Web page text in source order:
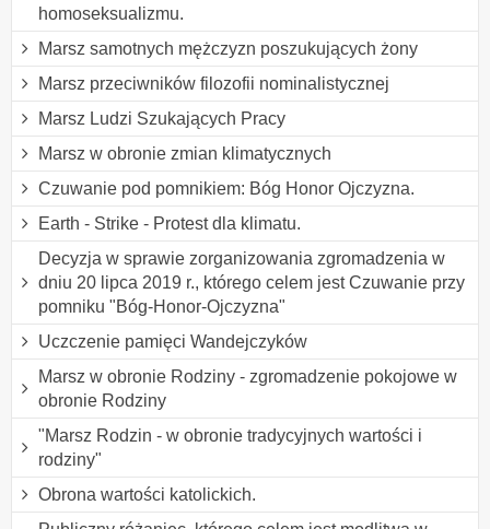
homoseksualizmu.
Marsz samotnych mężczyzn poszukujących żony
Marsz przeciwników filozofii nominalistycznej
Marsz Ludzi Szukających Pracy
Marsz w obronie zmian klimatycznych
Czuwanie pod pomnikiem: Bóg Honor Ojczyzna.
Earth - Strike - Protest dla klimatu.
Decyzja w sprawie zorganizowania zgromadzenia w
dniu 20 lipca 2019 r., którego celem jest Czuwanie przy
pomniku "Bóg-Honor-Ojczyzna"
Uczczenie pamięci Wandejczyków
Marsz w obronie Rodziny - zgromadzenie pokojowe w
obronie Rodziny
"Marsz Rodzin - w obronie tradycyjnych wartości i
rodziny"
Obrona wartości katolickich.